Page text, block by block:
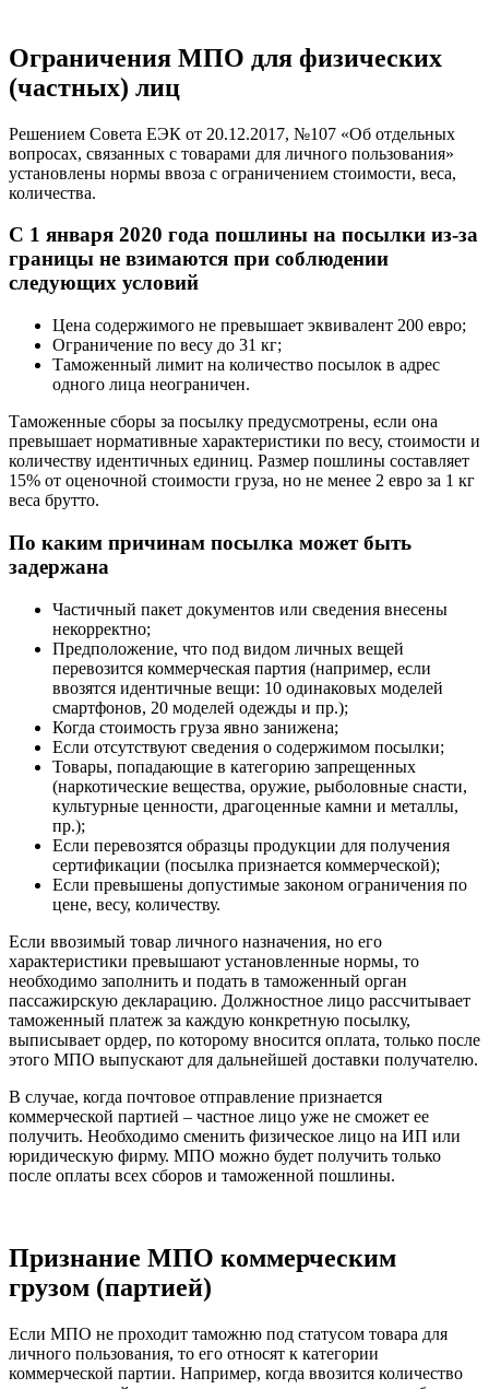
Ограничения МПО для физических
(частных) лиц
Решением Совета ЕЭК от 20.12.2017, №107 «Об отдельных
вопросах, связанных с товарами для личного пользования»
установлены нормы ввоза с ограничением стоимости, веса,
количества.
С 1 января 2020 года пошлины на посылки из-за
границы не взимаются при соблюдении
следующих условий
Цена содержимого не превышает эквивалент 200 евро;
Ограничение по весу до 31 кг;
Таможенный лимит на количество посылок в адрес
одного лица неограничен.
Таможенные сборы за посылку предусмотрены, если она
превышает нормативные характеристики по весу, стоимости и
количеству идентичных единиц. Размер пошлины составляет
15% от оценочной стоимости груза, но не менее 2 евро за 1 кг
веса брутто.
По каким причинам посылка может быть
задержана
Частичный пакет документов или сведения внесены
некорректно;
Предположение, что под видом личных вещей
перевозится коммерческая партия (например, если
ввозятся идентичные вещи: 10 одинаковых моделей
смартфонов, 20 моделей одежды и пр.);
Когда стоимость груза явно занижена;
Если отсутствуют сведения о содержимом посылки;
Товары, попадающие в категорию запрещенных
(наркотические вещества, оружие, рыболовные снасти,
культурные ценности, драгоценные камни и металлы,
пр.);
Если перевозятся образцы продукции для получения
сертификации (посылка признается коммерческой);
Если превышены допустимые законом ограничения по
цене, весу, количеству.
Если ввозимый товар личного назначения, но его
характеристики превышают установленные нормы, то
необходимо заполнить и подать в таможенный орган
пассажирскую декларацию. Должностное лицо рассчитывает
таможенный платеж за каждую конкретную посылку,
выписывает ордер, по которому вносится оплата, только после
этого МПО выпускают для дальнейшей доставки получателю.
В случае, когда почтовое отправление признается
коммерческой партией – частное лицо уже не сможет ее
получить. Необходимо сменить физическое лицо на ИП или
юридическую фирму. МПО можно будет получить только
после оплаты всех сборов и таможенной пошлины.
Признание МПО коммерческим
грузом (партией)
Если МПО не проходит таможню под статусом товара для
личного пользования, то его относят к категории
коммерческой партии. Например, когда ввозится количество